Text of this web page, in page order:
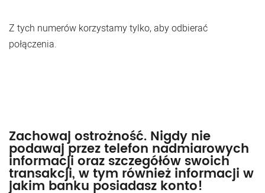
Z tych numerów korzystamy tylko, aby odbierać
połączenia.
Zachowaj ostrożność. Nigdy nie
podawaj przez telefon nadmiarowych
informacji oraz szczegółów swoich
transakcji, w tym również informacji w
jakim banku posiadasz konto!